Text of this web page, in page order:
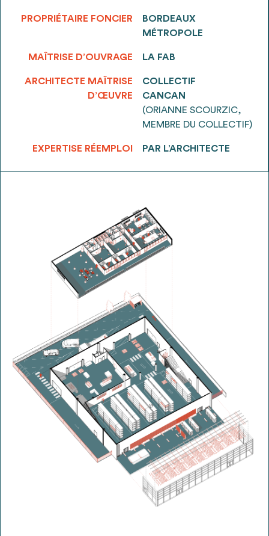
PROPRIÉTAIRE FONCIER
BORDEAUX
MÉTROPOLE
MAÎTRISE D’OUVRAGE LA FAB
ARCHITECTE MAÎTRISE
D’ŒUVRE
COLLECTIF
CANCAN
(ORIANNE SCOURZIC,
MEMBRE DU COLLECTIF)
EXPERTISE RÉEMPLOI PAR L’ARCHITECTE